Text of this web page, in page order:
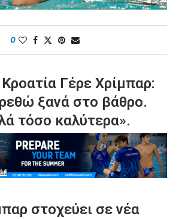
0
Γέρε Χρίμπαρ:
ξανά στο βάθρο.
τόσο καλύτερα».
στοχεύει σε νέα